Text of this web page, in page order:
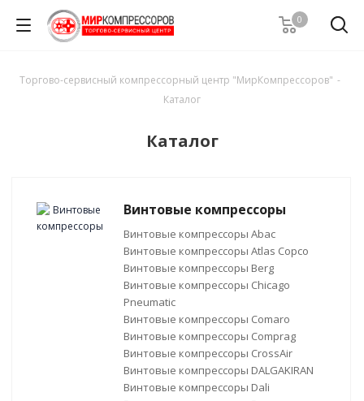
0
Торгово-сервисный компрессорный центр "МирКомпрессоров" -
Каталог
Каталог
Винтовые компрессоры
Винтовые компрессоры Abac
Винтовые компрессоры Atlas Copco
Винтовые компрессоры Berg
Винтовые компрессоры Chicago
Pneumatic
Винтовые компрессоры Comaro
Винтовые компрессоры Comprag
Винтовые компрессоры CrossAir
Винтовые компрессоры DALGAKIRAN
Винтовые компрессоры Dali